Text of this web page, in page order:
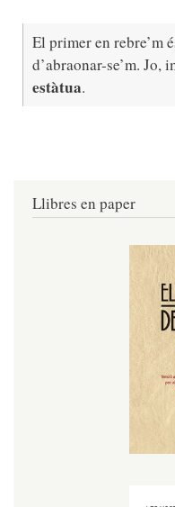
El primer en rebre’m
d’abraonar-se’m. Jo,
estàtua.
Llibres en paper